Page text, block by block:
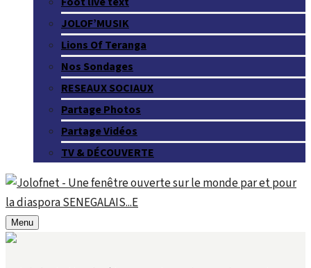
JOLOF’MUSIK
Lions Of Teranga
Nos Sondages
RESEAUX SOCIAUX
Partage Photos
Partage Vidéos
TV & DÉCOUVERTE
Menu